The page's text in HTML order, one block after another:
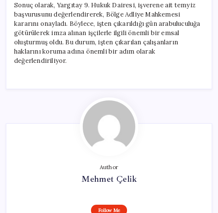
Sonuç olarak, Yargıtay 9. Hukuk Dairesi, işverene ait temyiz
başvurusunu değerlendirerek, Bölge Adliye Mahkemesi
kararını onayladı. Böylece, işten çıkarıldığı gün arabuluculuğa
götürülerek imza alınan işçilerle ilgili önemli bir emsal
oluşturmuş oldu. Bu durum, işten çıkarılan çalışanların
haklarını koruma adına önemli bir adım olarak
değerlendiriliyor.
Author
Mehmet Çelik
Follow Me